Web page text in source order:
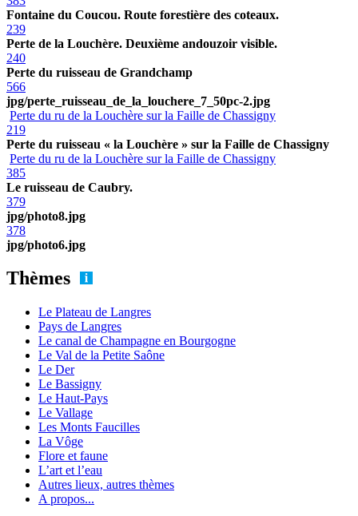
Fontaine du Coucou. Route forestière des coteaux.
239
Perte de la Louchère. Deuxième andouzoir visible.
240
Perte du ruisseau de Grandchamp
566
jpg/perte_ruisseau_de_la_louchere_7_50pc-2.jpg
Perte du ru de la Louchère sur la Faille de Chassigny
219
Perte du ruisseau « la Louchère » sur la Faille de Chassigny
Perte du ru de la Louchère sur la Faille de Chassigny
385
Le ruisseau de Caubry.
379
jpg/photo8.jpg
378
jpg/photo6.jpg
Thèmes
Le Plateau de Langres
Pays de Langres
Le canal de Champagne en Bourgogne
Le Val de la Petite Saône
Le Der
Le Bassigny
Le Haut-Pays
Le Vallage
Les Monts Faucilles
La Vôge
Flore et faune
L’art et l’eau
Autres lieux, autres thèmes
A propos...